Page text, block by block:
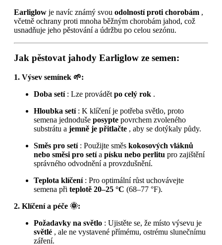
Earliglow je navíc známý svou odolností proti chorobám ,
včetně ochrany proti mnoha běžným chorobám jahod, což
usnadňuje jeho pěstování a údržbu po celou sezónu.
Jak pěstovat jahody Earliglow ze semen:
1. Výsev semínek 🌱:
Doba setí: Lze provádět po celý rok .
Hloubka setí: K klíčení je potřeba světlo, proto
semena jednoduše posypte povrchem zvoleného
substrátu a jemně je přitlačte , aby se dotýkaly půdy.
Směs pro setí: Použijte směs kokosových vláknů
nebo směsi pro setía písku nebo perlitu pro zajištění
správného odvodnění a provzdušnění.
Teplota klíčení: Pro optimální růst uchovávejte
semena při teplotě 20–25 °C (68–77 °F).
2. Klíčení a péče 🌞:
Požadavky na světlo : Ujistěte se, že místo výsevu je
světlé , ale ne vystavené přímému, ostrému slunečnímu
záření.